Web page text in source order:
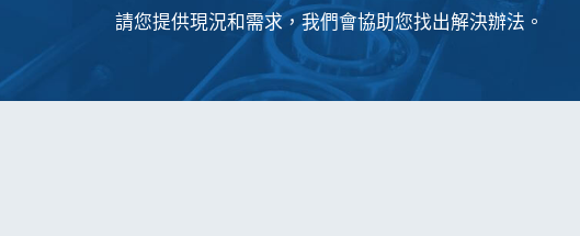
請您提供現況和需求，我們會協助您找出解決辦法。